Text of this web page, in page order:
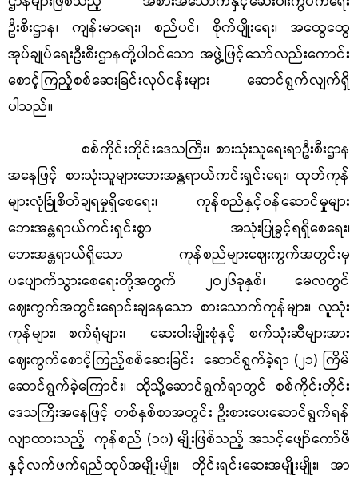
ဦးစီးဌာန၊ ကျန်းမာရေး၊ စည်ပင်၊ စိုက်ပျိုးရေး၊ အထွေထွေ
အုပ်ချုပ်ရေးဦးစီးဌာနတို့ပါဝင်သော အဖွဲ့ဖြင့်သော်လည်းကောင်း
စောင့်ကြည့်စစ်ဆေးခြင်းလုပ်ငန်းများ ဆောင်ရွက်လျက်ရှိ
ပါသည်။
စစ်ကိုင်းတိုင်းဒေသကြီး၊ စားသုံးသူရေးရာဦးစီးဌာန
အနေဖြင့် စားသုံးသူများဘေးအန္တရာယ်ကင်းရှင်းရေး၊ ထုတ်ကုန်
များလုံခြုံစိတ်ချရမှုရှိစေရေး၊ ကုန်စည်နှင့်ဝန်ဆောင်မှုများ
ဘေးအန္တရာယ်ကင်းရှင်းစွာ အသုံးပြုခွင့်ရရှိစေရေး၊
ဘေးအန္တရာယ်ရှိသော ကုန်စည်များဈေးကွက်အတွင်းမှ
ပပျောက်သွားစေရေးတို့အတွက် ၂၀၂၆ခုနှစ်၊ မေလတွင်
ဈေးကွက်အတွင်းရောင်းချနေသော စားသောက်ကုန်များ၊ လူသုံး
ကုန်များ၊ စက်ရုံများ၊ ဆေးဝါးမျိုးစုံနှင့် စက်သုံးဆီများအား
ဈေးကွက်စောင့်ကြည့်စစ်ဆေးခြင်း ဆောင်ရွက်ခဲ့ရာ (၂၁) ကြိမ်
ဆောင်ရွက်ခဲ့ကြောင်း၊ ထိုသို့ဆောင်ရွက်ရာတွင် စစ်ကိုင်းတိုင်း
ဒေသကြီးအနေဖြင့် တစ်နှစ်စာအတွင်း ဦးစားပေးဆောင်ရွက်ရန်
လျာထားသည့် ကုန်စည် (၁၀) မျိုးဖြစ်သည့် အသင့်ဖျော်ကော်ဖီ
နှင့်လက်ဖက်ရည်ထုပ်အမျိုးမျိုး၊ တိုင်းရင်းဆေးအမျိုးမျိုး၊ အာ